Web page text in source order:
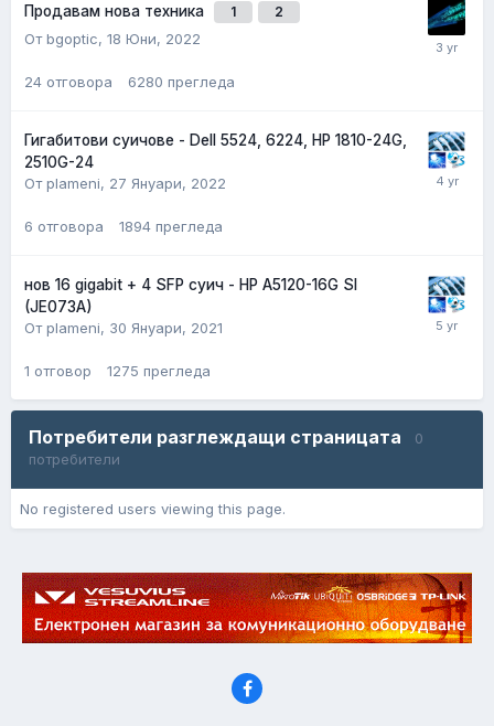
Продавам нова техника 1 2
От bgoptic, 18 Юни, 2022
24 отговора 6280 прегледа
Гигабитови суичове - Dell 5524, 6224, HP 1810-24G,
2510G-24
От plameni, 27 Януари, 2022
6 отговора 1894 прегледа
нов 16 gigabit + 4 SFP суич - HP A5120-16G SI
(JE073A)
От plameni, 30 Януари, 2021
1 отговор 1275 прегледа
Потребители разглеждащи страницата
0
потребители
No registered users viewing this page.